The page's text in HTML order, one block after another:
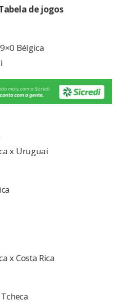
de jogos
Bélgica
x Uruguai
x Costa Rica